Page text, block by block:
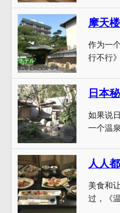
作为一
行不行
如果说
一个温
美食和
过，《